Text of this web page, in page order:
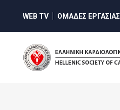
content
WEB TV ΟΜΑΔΕΣ ΕΡΓΑΣΙΑΣ